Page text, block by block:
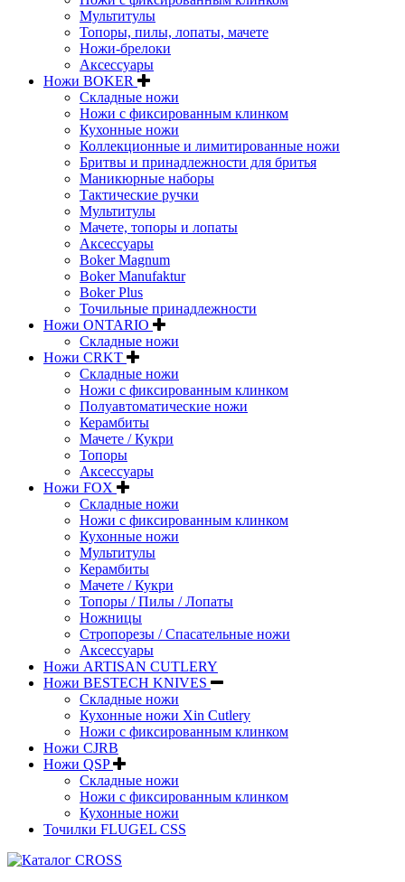
Мультитулы
Топоры, пилы, лопаты, мачете
Ножи-брелоки
Аксессуары
Ножи BOKER
Складные ножи
Ножи с фиксированным клинком
Кухонные ножи
Коллекционные и лимитированные ножи
Бритвы и принадлежности для бритья
Маникюрные наборы
Тактические ручки
Мультитулы
Мачете, топоры и лопаты
Аксессуары
Boker Magnum
Boker Manufaktur
Boker Plus
Точильные принадлежности
Ножи ONTARIO
Складные ножи
Ножи CRKT
Складные ножи
Ножи с фиксированным клинком
Полуавтоматические ножи
Керамбиты
Мачете / Кукри
Топоры
Аксессуары
Ножи FOX
Складные ножи
Ножи с фиксированным клинком
Кухонные ножи
Мультитулы
Керамбиты
Мачете / Кукри
Топоры / Пилы / Лопаты
Ножницы
Стропорезы / Спасательные ножи
Аксессуары
Ножи ARTISAN CUTLERY
Ножи BESTECH KNIVES
Складные ножи
Кухонные ножи Xin Cutlery
Ножи с фиксированным клинком
Ножи CJRB
Ножи QSP
Складные ножи
Ножи с фиксированным клинком
Кухонные ножи
Точилки FLUGEL CSS